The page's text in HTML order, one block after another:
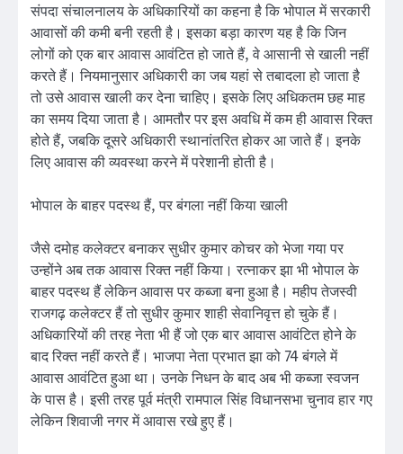
संपदा संचालनालय के अधिकारियों का कहना है कि भोपाल में सरकारी
आवासों की कमी बनी रहती है। इसका बड़ा कारण यह है कि जिन
लोगों को एक बार आवास आवंटित हो जाते हैं, वे आसानी से खाली नहीं
करते हैं। नियमानुसार अधिकारी का जब यहां से तबादला हो जाता है
तो उसे आवास खाली कर देना चाहिए। इसके लिए अधिकतम छह माह
का समय दिया जाता है। आमतौर पर इस अवधि में कम ही आवास रिक्त
होते हैं, जबकि दूसरे अधिकारी स्थानांतरित होकर आ जाते हैं। इनके
लिए आवास की व्यवस्था करने में परेशानी होती है।
भोपाल के बाहर पदस्थ हैं, पर बंगला नहीं किया खाली
जैसे दमोह कलेक्टर बनाकर सुधीर कुमार कोचर को भेजा गया पर
उन्होंने अब तक आवास रिक्त नहीं किया। रत्नाकर झा भी भोपाल के
बाहर पदस्थ हैं लेकिन आवास पर कब्जा बना हुआ है। महीप तेजस्वी
राजगढ़ कलेक्टर हैं तो सुधीर कुमार शाही सेवानिवृत्त हो चुके हैं।
अधिकारियों की तरह नेता भी हैं जो एक बार आवास आवंटित होने के
बाद रिक्त नहीं करते हैं। भाजपा नेता प्रभात झा को 74 बंगले में
आवास आवंटित हुआ था। उनके निधन के बाद अब भी कब्जा स्वजन
के पास है। इसी तरह पूर्व मंत्री रामपाल सिंह विधानसभा चुनाव हार गए
लेकिन शिवाजी नगर में आवास रखे हुए हैं।